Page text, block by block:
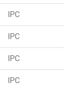
IPC
IPC
IPC
IPC